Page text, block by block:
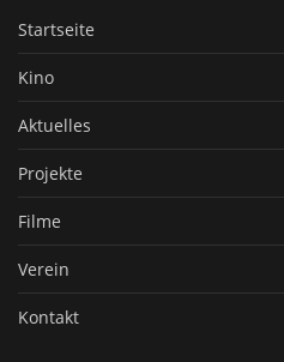
Startseite
Kino
Aktuelles
Projekte
Filme
Verein
Kontakt